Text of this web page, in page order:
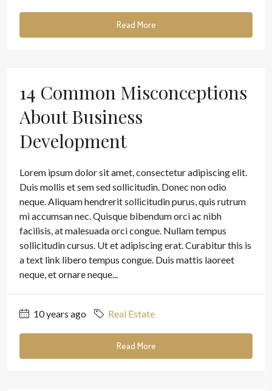
Read More
14 Common Misconceptions
About Business
Development
Lorem ipsum dolor sit amet, consectetur adipiscing elit.
Duis mollis et sem sed sollicitudin. Donec non odio
neque. Aliquam hendrerit sollicitudin purus, quis rutrum
mi accumsan nec. Quisque bibendum orci ac nibh
facilisis, at malesuada orci congue. Nullam tempus
sollicitudin cursus. Ut et adipiscing erat. Curabitur this is
a text link libero tempus congue. Duis mattis laoreet
neque, et ornare neque...
10 years ago Real Estate
Read More